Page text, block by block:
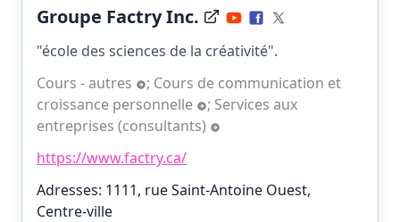
Groupe Factry Inc.
"école des sciences de la créativité".
Cours - autres
; Cours de communication et
croissance personnelle
; Services aux
entreprises (consultants)
https://www.factry.ca/
Adresses: 1111, rue Saint-Antoine Ouest,
Centre-ville